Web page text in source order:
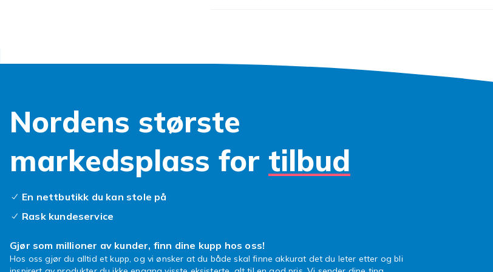
Nordens største
markedsplass for tilbud
En nettbutikk du kan stole på
Rask kundeservice
Gjør som millioner av kunder, finn dine kupp hos oss!
Hos oss gjør du alltid et kupp, og vi ønsker at du både skal finne akkurat det du leter etter og bli